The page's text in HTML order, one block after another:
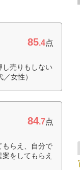
85.4点
し売りもしない
女性）
84.7点
もらえ、自分で
をしてもらえ